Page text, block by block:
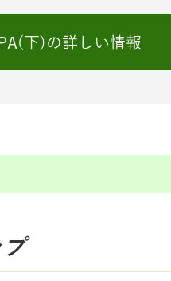
下)の詳しい情報